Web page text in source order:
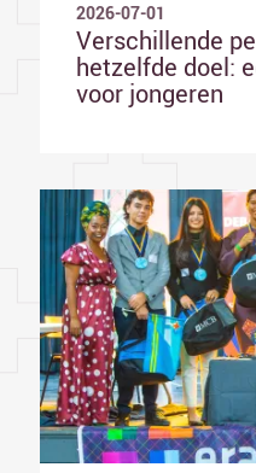
2026-07-01
Verschillende
hetzelfde doel:
voor jongeren